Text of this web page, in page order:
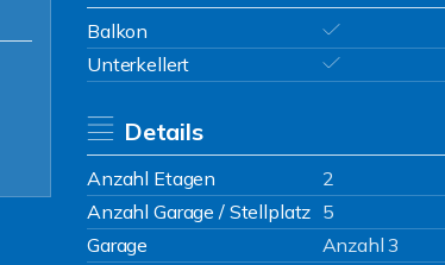
Balkon
Unterkellert
Details
Anzahl Etagen 2
Anzahl Garage / Stellplatz 5
Garage
Anzahl 3